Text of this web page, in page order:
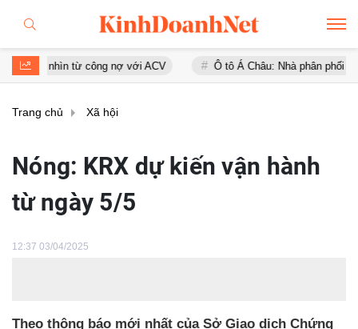
từ công nợ với ACV Ô tô Á Châu: Nhà phân phối Audi tại
Trang chủ Xã hội
Nóng: KRX dự kiến vận hành
từ ngày 5/5
12:37 03/04/2025
Theo thông báo mới nhất của Sở Giao dịch Chứng